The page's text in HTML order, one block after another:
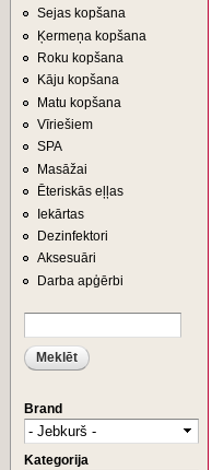
Sejas kopšana
Ķermeņa kopšana
Roku kopšana
Kāju kopšana
Matu kopšana
Vīriešiem
SPA
Masāžai
Ēteriskās eļļas
Iekārtas
Dezinfektori
Aksesuāri
Darba apģērbi
Brand
Kategorija